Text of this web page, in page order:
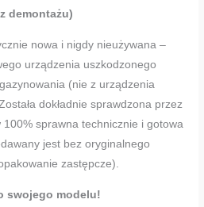
demontażu)
nowa i nigdy nieużywana –
urządzenia uszkodzonego
(nie z urządzenia
dokładnie sprawdzona przez
sprawna technicznie i gotowa
jest bez oryginalnego
zastępcze).
swojego modelu!